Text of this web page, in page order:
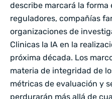
describe marcará la forma
reguladores, compañías
organizaciones de
Clinicas la IA en la
próxima década. Los
materia de integridad de
métricas de evaluación y
perdurarán más allá de